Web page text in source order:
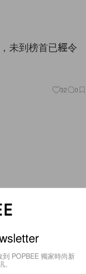
未到榜首已經令
32 0
POPBEE 獨家時尚新